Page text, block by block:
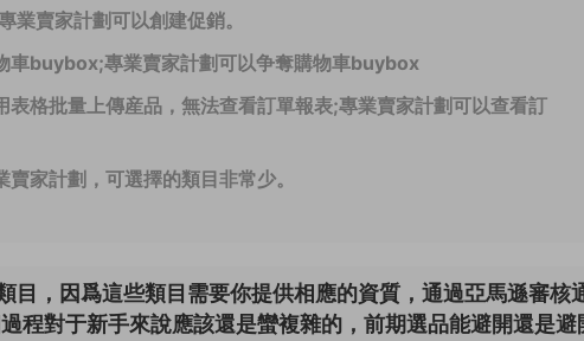
業賣家計劃可以創建促銷。
車buybox;專業賣家計劃可以争奪購物車buybox
表格批量上傳産品，無法查看訂單報表;專業賣家計劃可以查看訂
家計劃，可選擇的類目非常少。
目，因爲這些類目需要你提供相應的資質，通過亞馬遜審核
程對于新手來說應該還是蠻複雜的，前期選品能避開還是避